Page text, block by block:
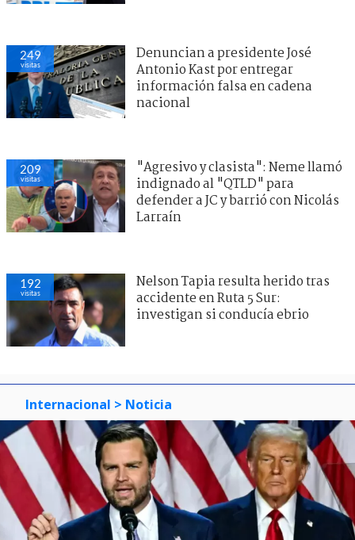
249
visitas
Denuncian a presidente José
Antonio Kast por entregar
información falsa en cadena
nacional
209
visitas
"Agresivo y clasista": Neme llamó
indignado al "QTLD" para
defender a JC y barrió con Nicolás
Larraín
192
visitas
Nelson Tapia resulta herido tras
accidente en Ruta 5 Sur:
investigan si conducía ebrio
Internacional > Noticia